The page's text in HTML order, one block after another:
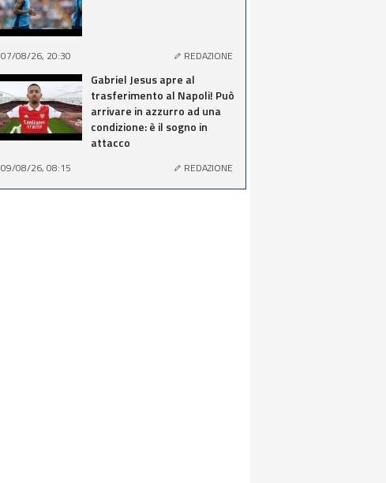
07/08/26, 20:30 REDAZIONE
Gabriel Jesus apre al
trasferimento al Napoli! Può
arrivare in azzurro ad una
condizione: è il sogno in
attacco
09/08/26, 08:15 REDAZIONE